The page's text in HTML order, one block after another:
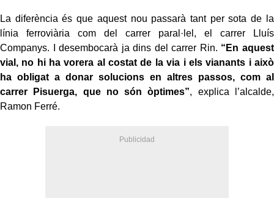
La diferència és que aquest nou passarà tant per sota de la
línia ferroviària com del carrer paral·lel, el carrer Lluís
Companys. I desembocarà ja dins del carrer Rin. “En aquest
vial, no hi ha vorera al costat de la via i els vianants i això
ha obligat a donar solucions en altres passos, com al
carrer Pisuerga, que no són òptimes”, explica l’alcalde,
Ramon Ferré.